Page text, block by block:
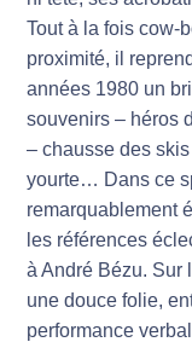
Tout à la fois cow-
proximité, il
années 1980 un
souvenirs – héros
– chausse des
yourte… Dans ce
remarquablement
les références
à André Bézu. Sur
une douce folie,
performance